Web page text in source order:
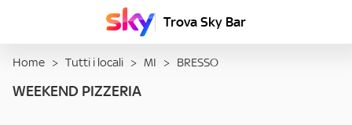
Trova Sky Bar
Home > Tutti i locali > MI > BRESSO
WEEKEND PIZZERIA